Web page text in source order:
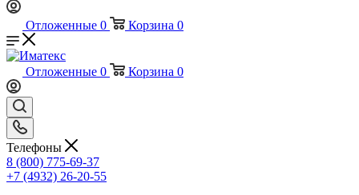
Отложенные 0 Корзина 0
Отложенные 0 Корзина 0
Телефоны
8 (800) 775-69-37
+7 (4932) 26-20-55